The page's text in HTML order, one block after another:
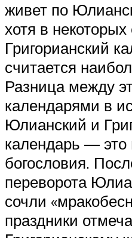
живет по
хотя в некоторых
Григорианский
считается
Разница между
календарями в
Юлианский и
календарь — это
богословия.
переворота
сочли
праздники